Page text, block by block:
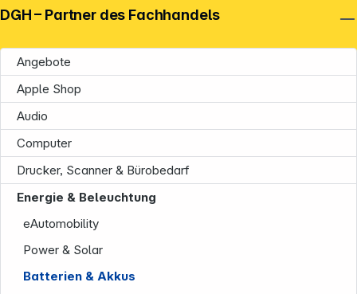
Angebote
Apple Shop
Audio
Computer
Drucker, Scanner & Bürobedarf
Energie & Beleuchtung
eAutomobility
Power & Solar
Batterien & Akkus
DGH – Partner des Fachhandels